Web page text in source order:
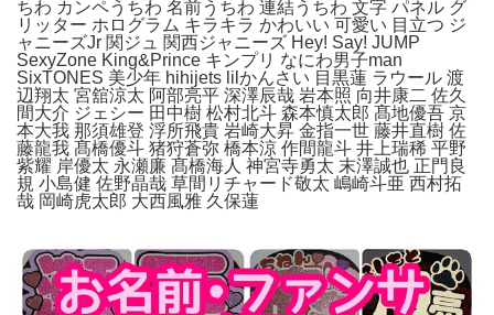
ちわ カンペうちわ 名前うちわ 連結うちわ 文字 パネル グ
リッター ホログラム キラキラ かわいい 可愛い 目立つ ジ
ャニーズJr 関ジュ 関西ジャニーズ Hey! Say! JUMP
SexyZone King&Prince キンプリ なにわ男子man
SixTONES 美少年 hihijets lilかんさい 目黒蓮 ラウール 渡
辺翔太 宮舘涼太 阿部亮平 深澤辰哉 岩本照 向井康二 佐久
間大介 ジェシー 田中樹 松村北斗 森本慎太郎 髙地優吾 京
本大我 那須雄登 浮所飛貴 岩崎大昇 金指一世 藤井直樹 佐
藤龍我 髙橋優斗 猪狩蒼弥 橋本涼 作間龍斗 井上瑞稀 平野
紫耀 岸優太 永瀬廉 髙橋海人 神宮寺勇太 末澤誠也 正門良
規 小島健 佐野晶哉 草間リチャード敬太 嶋崎斗亜 西村拓
哉 岡崎虎太郎 大西風雅 久保蓮